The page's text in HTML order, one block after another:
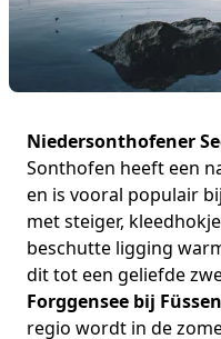
Niedersonthofener
Sonthofen heeft een
en is vooral populair
met steiger,
beschutte ligging
dit tot een geliefde
Forggensee bij Füssen
regio wordt in de